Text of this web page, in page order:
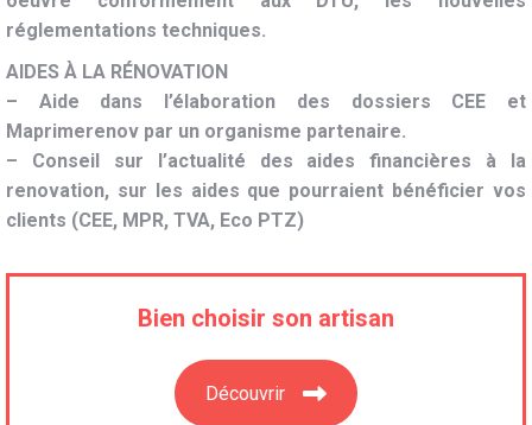
réglementations techniques.
AIDES À LA RÉNOVATION
– Aide dans l’élaboration des dossiers CEE et
Maprimerenov par un organisme partenaire.
– Conseil sur l’actualité des aides financières à la
renovation, sur les aides que pourraient bénéficier vos
clients (CEE, MPR, TVA, Eco PTZ)
Bien choisir son artisan
Découvrir